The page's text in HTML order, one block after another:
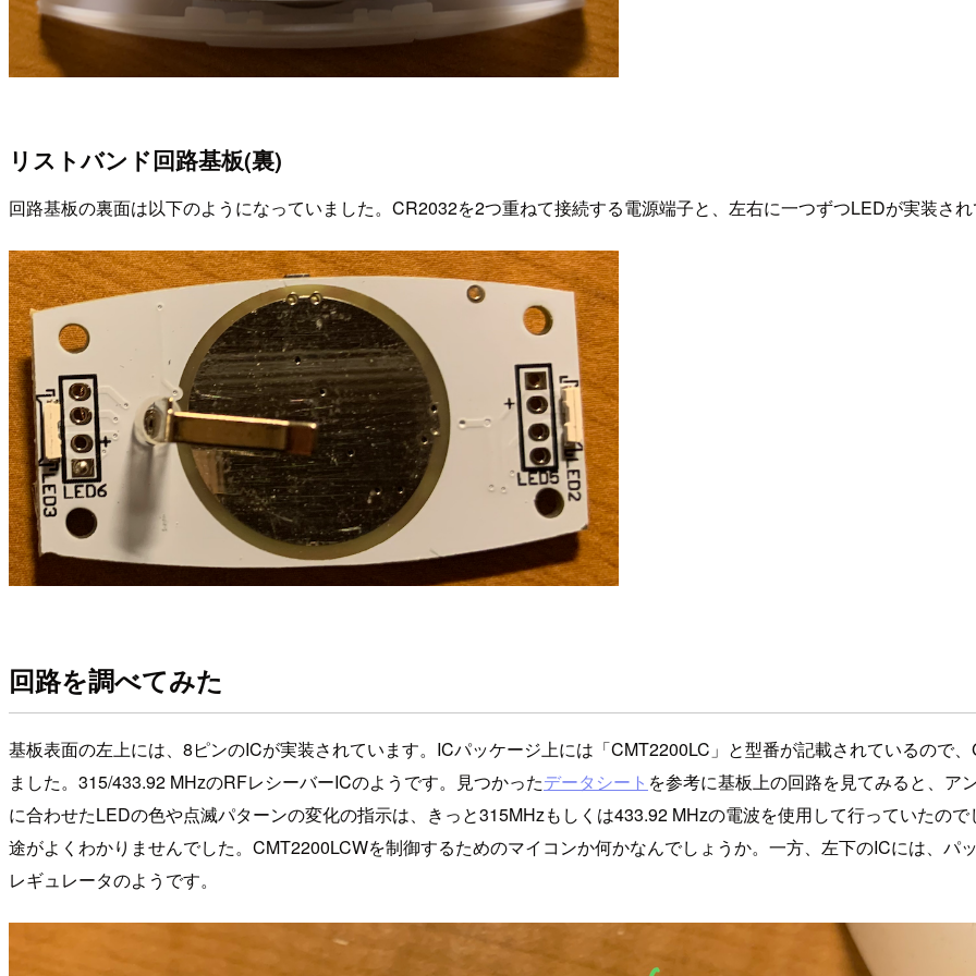
リストバンド回路基板(裏)
回路基板の裏面は以下のようになっていました。CR2032を2つ重ねて接続する電源端子と、左右に一つずつLEDが実装され
回路を調べてみた
基板表面の左上には、8ピンのICが実装されています。ICパッケージ上には「CMT2200LC」と型番が記載されているので
ました。315/433.92 MHzのRFレシーバーICのようです。見つかったデータシート を参考に基板上の回路を見てみると、ア
に合わせたLEDの色や点滅パターンの変化の指示は、きっと315MHzもしくは433.92 MHzの電波を使用して行っていたの
途がよくわかりませんでした。CMT2200LCWを制御するためのマイコンか何かなんでしょうか。一方、左下のICには、
レギュレータのようです。